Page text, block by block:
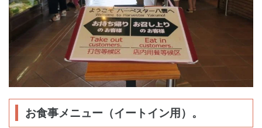
お食事メニュー（イートイン用）。